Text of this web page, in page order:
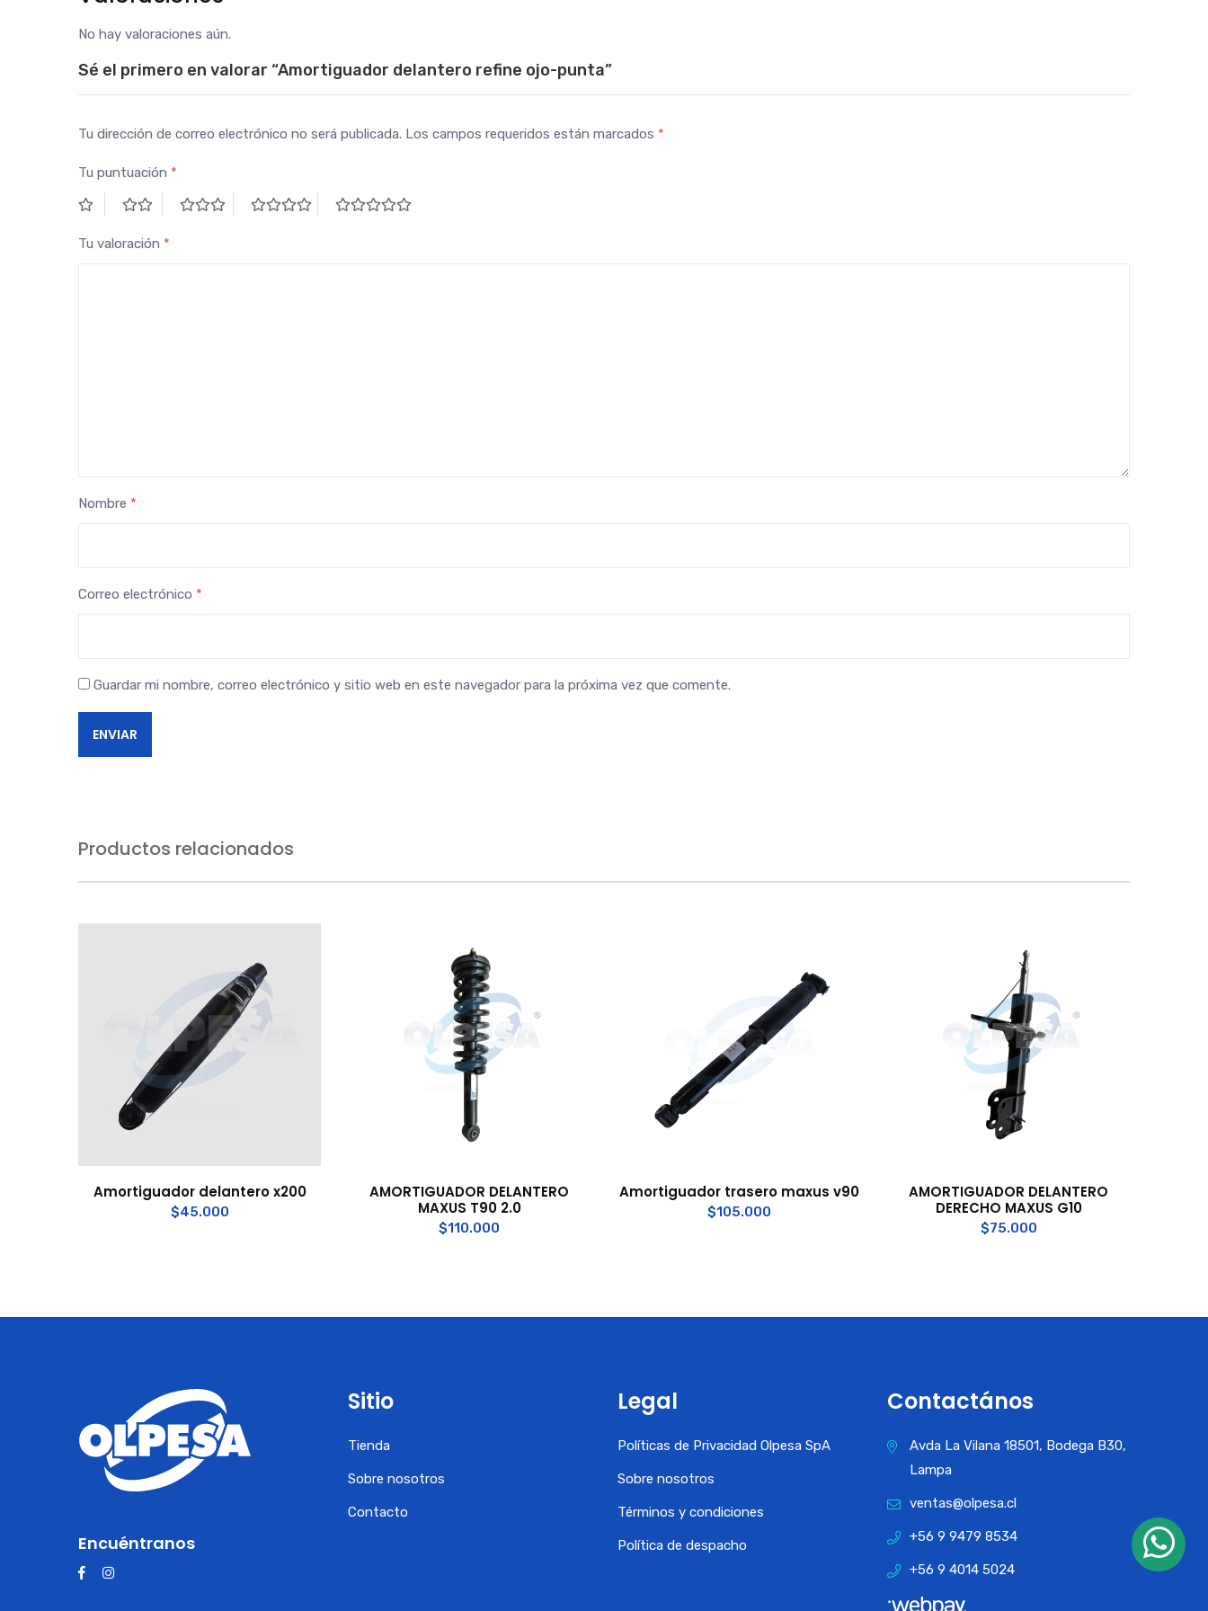
No hay valoraciones aún.
Sé el primero en valorar “Amortiguador delantero refine ojo-punta”
Tu dirección de correo electrónico no será publicada. Los campos requeridos están marcados *
Tu puntuación *
Tu valoración *
Nombre *
Correo electrónico *
Guardar mi nombre, correo electrónico y sitio web en este navegador para la próxima vez que comente.
Productos relacionados
Amortiguador delantero x200
$45.000
AMORTIGUADOR DELANTERO
MAXUS T90 2.0
$110.000
Amortiguador trasero maxus v90
$105.000
AMORTIGUADOR DELANTERO
DERECHO MAXUS G10
$75.000
Encuéntranos
Sitio
Tienda
Sobre nosotros
Contacto
Legal
Políticas de Privacidad Olpesa SpA
Sobre nosotros
Términos y condiciones
Política de despacho
Contactános
Avda La Vilana 18501, Bodega B30,
Lampa
ventas@olpesa.cl
+56 9 9479 8534
+56 9 4014 5024